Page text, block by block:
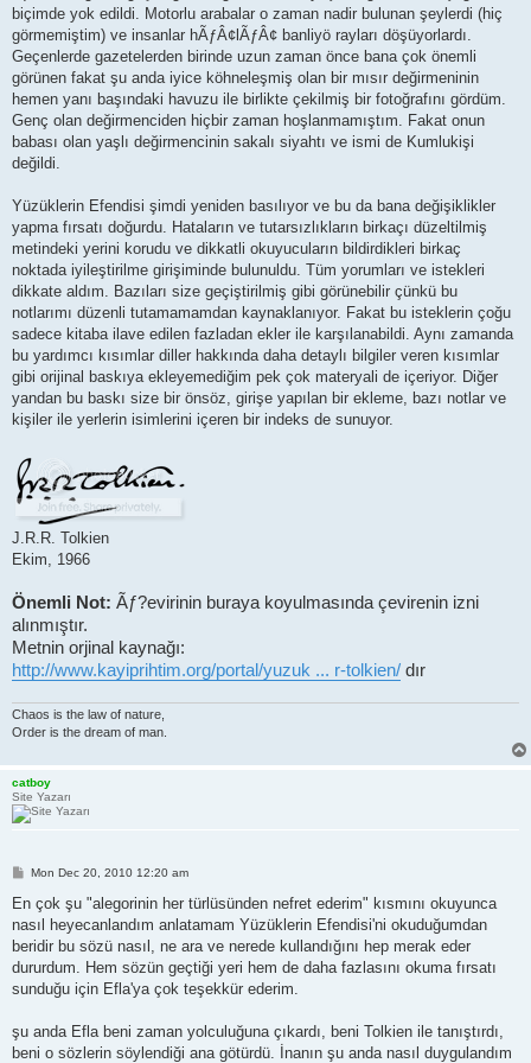
biçimde yok edildi. Motorlu arabalar o zaman nadir bulunan şeylerdi (hiç
görmemiştim) ve insanlar hÃƒÂ¢lÃƒÂ¢ banliyö rayları döşüyorlardı.
Geçenlerde gazetelerden birinde uzun zaman önce bana çok önemli
görünen fakat şu anda iyice köhneleşmiş olan bir mısır değirmeninin
hemen yanı başındaki havuzu ile birlikte çekilmiş bir fotoğrafını gördüm.
Genç olan değirmenciden hiçbir zaman hoşlanmamıştım. Fakat onun
babası olan yaşlı değirmencinin sakalı siyahtı ve ismi de Kumlukişi
değildi.
Yüzüklerin Efendisi şimdi yeniden basılıyor ve bu da bana değişiklikler
yapma fırsatı doğurdu. Hataların ve tutarsızlıkların birkaçı düzeltilmiş
metindeki yerini korudu ve dikkatli okuyucuların bildirdikleri birkaç
noktada iyileştirilme girişiminde bulunuldu. Tüm yorumları ve istekleri
dikkate aldım. Bazıları size geçiştirilmiş gibi görünebilir çünkü bu
notlarımı düzenli tutamamamdan kaynaklanıyor. Fakat bu isteklerin çoğu
sadece kitaba ilave edilen fazladan ekler ile karşılanabildi. Aynı zamanda
bu yardımcı kısımlar diller hakkında daha detaylı bilgiler veren kısımlar
gibi orijinal baskıya ekleyemediğim pek çok materyali de içeriyor. Diğer
yandan bu baskı size bir önsöz, girişe yapılan bir ekleme, bazı notlar ve
kişiler ile yerlerin isimlerini içeren bir indeks de sunuyor.
J.R.R. Tolkien
Ekim, 1966
Önemli Not: Ãƒ?evirinin buraya koyulmasında çevirenin izni
alınmıştır.
Metnin orjinal kaynağı:
http://www.kayiprihtim.org/portal/yuzuk ... r-tolkien/ dır
Chaos is the law of nature,
Order is the dream of man.
catboy
Site Yazarı
P
s
Mon Dec 20, 2010 12:20 am
En çok şu "alegorinin her türlüsünden nefret ederim" kısmını okuyunca
nasıl heyecanlandım anlatamam Yüzüklerin Efendisi'ni okuduğumdan
beridir bu sözü nasıl, ne ara ve nerede kullandığını hep merak eder
dururdum. Hem sözün geçtiği yeri hem de daha fazlasını okuma fırsatı
sunduğu için Efla'ya çok teşekkür ederim.
şu anda Efla beni zaman yolculuğuna çıkardı, beni Tolkien ile tanıştırdı,
beni o sözlerin söylendiği ana götürdü. İnanın şu anda nasıl duygulandım